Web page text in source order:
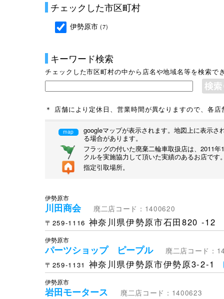
チェックした市区町村
伊勢原市 (7)
キーワード検索
チェックした市区町村の中から店名や地域名等を検索で
＊ 店舗により定休日、営業時間が異なりますので、各
map
googleマップが表示されます。地図上に表示
る場合があります。
フラッグの付いた廃棄二輪車取扱店は、2011
クルを実施協力して頂いた実績のあるお店です
指定引取場所。
伊勢原市
川田商会
廃二店コード：1400620
〒259-1116 神奈川県伊勢原市石田820 -12
伊勢原市
パーツショップ ピープル
廃二店コード：
〒259-1131 神奈川県伊勢原市伊勢原3-2-1
伊勢原市
岩田モータース
廃二店コード：1400623